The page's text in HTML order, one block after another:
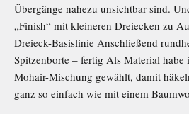
Übergänge nahezu unsichtbar sind.
„Finish“ mit kleineren Dreiecken zu
Dreieck-Basislinie Anschließend
Spitzenborte – fertig Als Material habe
Mohair-Mischung gewählt, damit
ganz so einfach wie mit einem